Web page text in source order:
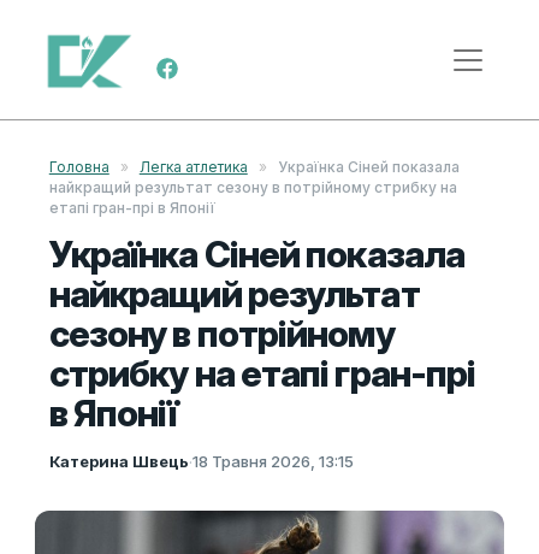
Skip to content
Main Navigation
Головна » Легка атлетика »
Українка Сіней показала
найкращий результат сезону в потрійному стрибку на
етапі гран-прі в Японії
Українка Сіней показала
найкращий результат
сезону в потрійному
стрибку на етапі гран-прі
в Японії
Катерина Швець·18 Травня 2026, 13:15